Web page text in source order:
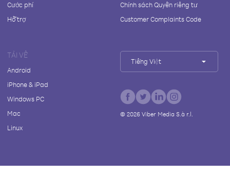
Cước phí
Hỗ trợ
Chính sách Quyền riêng tư
Customer Complaints Code
TẢI VỀ
Android
iPhone & iPad
Windows PC
Mac
Linux
Tiếng Việt
© 2026Viber Media S.à r.l.